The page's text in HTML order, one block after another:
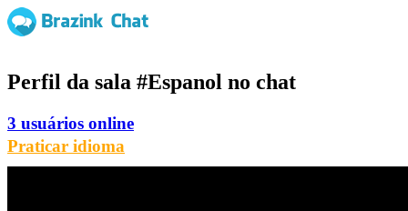
Perfil da sala #Espanol no chat
3 usuários online
Praticar idioma